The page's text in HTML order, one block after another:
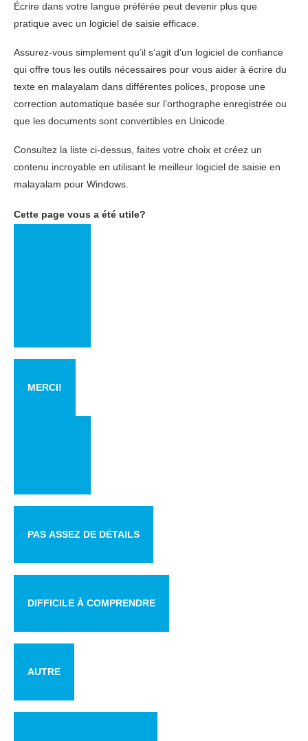
Écrire dans votre langue préférée peut devenir plus que
pratique avec un logiciel de saisie efficace.
Assurez-vous simplement qu’il s’agit d’un logiciel de confiance
qui offre tous les outils nécessaires pour vous aider à écrire du
texte en malayalam dans différentes polices, propose une
correction automatique basée sur l’orthographe enregistrée ou
que les documents sont convertibles en Unicode.
Consultez la liste ci-dessus, faites votre choix et créez un
contenu incroyable en utilisant le meilleur logiciel de saisie en
malayalam pour Windows.
Cette page vous a été utile?
MERCI!
PAS ASSEZ DE DÉTAILS
DIFFICILE À COMPRENDRE
AUTRE